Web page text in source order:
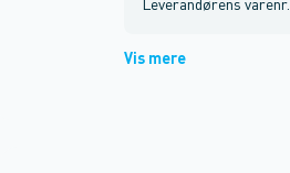
Leverandørens varenr.
Vis mere